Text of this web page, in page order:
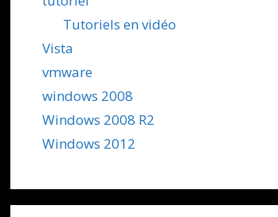
Tutoriels en vidéo
Vista
vmware
windows 2008
Windows 2008 R2
Windows 2012